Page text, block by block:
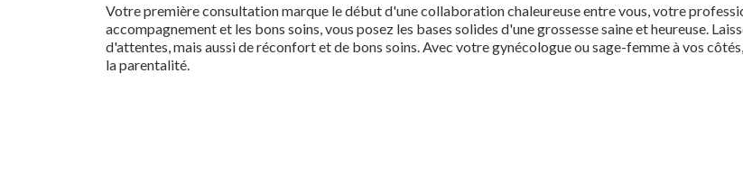
Votre première consultation marque le début d'une collaboration chaleureuse entre vous, votre
accompagnement et les bons soins, vous posez les bases solides d'une grossesse saine et heureuse.
d'attentes, mais aussi de réconfort et de bons soins. Avec votre gynécologue ou sage-femme à vos
la parentalité.